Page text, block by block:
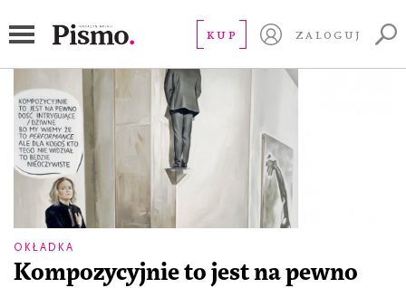
KUP ZALOGUJ
OKŁADKA
Kompozycyjnie to jest na pewno